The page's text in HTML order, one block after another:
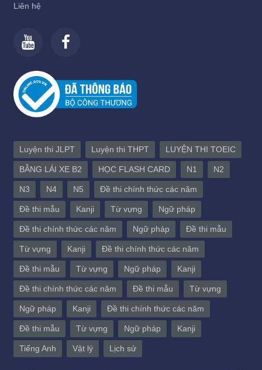
Liên hệ
Luyện thi JLPT Luyện thi THPT LUYỆN THI TOEIC
BẰNG LÁI XE B2 HỌC FLASH CARD N1 N2
N3 N4 N5 Đề thi chính thức các năm
Đề thi mẫu Kanji Từ vựng Ngữ pháp
Đề thi chính thức các năm Ngữ pháp Đề thi mẫu
Từ vựng Kanji Đề thi chính thức các năm
Đề thi mẫu Từ vựng Ngữ pháp Kanji
Đề thi chính thức các năm Đề thi mẫu Từ vựng
Ngữ pháp Kanji Đề thi chính thức các năm
Đề thi mẫu Từ vựng Ngữ pháp Kanji
Tiếng Anh Vật lý Lịch sử